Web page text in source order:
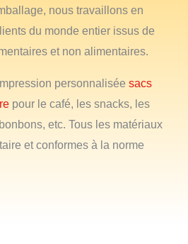
nous travaillons en
du monde entier issus de
et non alimentaires.
personnalisée sacs
pour le café, les snacks, les
etc. Tous les matériaux
et conformes à la norme